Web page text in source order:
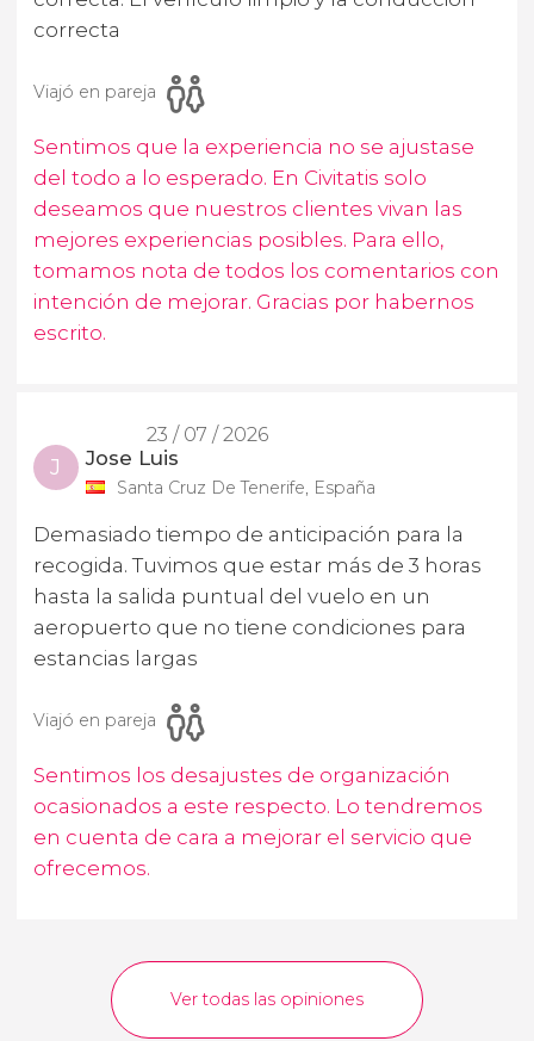
correcta
Viajó en pareja
Sentimos que la experiencia no se ajustase
del todo a lo esperado. En Civitatis solo
deseamos que nuestros clientes vivan las
mejores experiencias posibles. Para ello,
tomamos nota de todos los comentarios con
intención de mejorar. Gracias por habernos
escrito.
23 / 07 / 2026
J Jose Luis
Santa Cruz De Tenerife, España
Demasiado tiempo de anticipación para la
recogida. Tuvimos que estar más de 3 horas
hasta la salida puntual del vuelo en un
aeropuerto que no tiene condiciones para
estancias largas
Viajó en pareja
Sentimos los desajustes de organización
ocasionados a este respecto. Lo tendremos
en cuenta de cara a mejorar el servicio que
ofrecemos.
Ver todas las opiniones